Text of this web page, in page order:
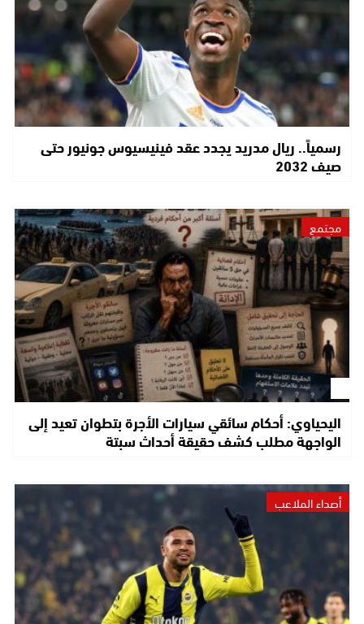
رسمياً.. ريال مدريد يجدد عقد فينيسيوس جونيور حتى
صيف 2032
مجتمع
اليحياوي: أحكام سائقي سيارات الأجرة بتطوان تعيد إلى
الواجهة مطلب كشف حقيقة أحداث سبتة
أصداء الملاعب